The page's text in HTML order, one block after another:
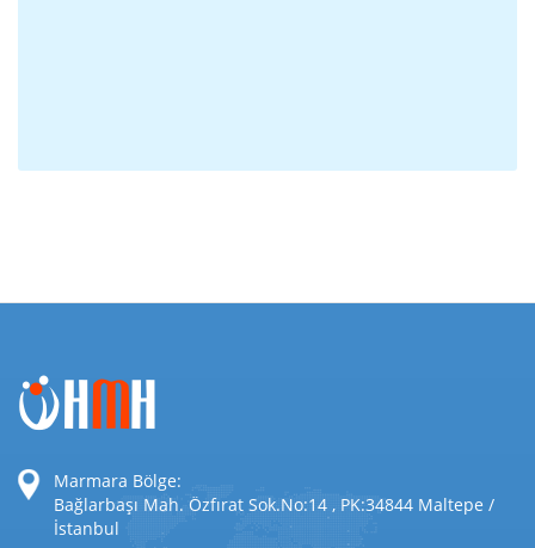
Marmara Bölge:
Bağlarbaşı Mah. Özfırat Sok.No:14 , PK:34844 Maltepe /
İstanbul